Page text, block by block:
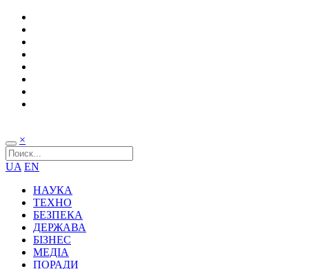
×
UA EN
НАУКА
ТЕХНО
БЕЗПЕКА
ДЕРЖАВА
БІЗНЕС
МЕДІА
ПОРАДИ